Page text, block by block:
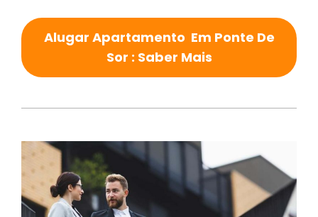
Alugar Apartamento Em Ponte De
Sor : Saber Mais